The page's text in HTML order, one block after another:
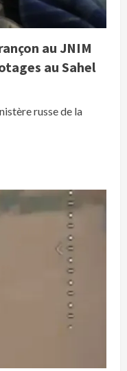
au JNIM
au Sahel
russe de la